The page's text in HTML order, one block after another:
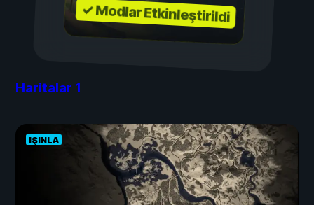
✓ Modlar Etkinleştirildi
Haritalar 1
IŞINLA